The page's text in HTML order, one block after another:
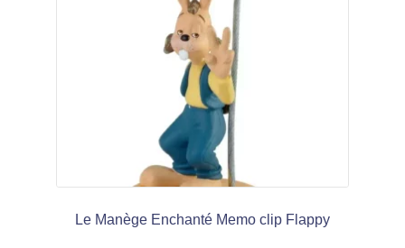
Le Manège Enchanté Memo clip Flappy